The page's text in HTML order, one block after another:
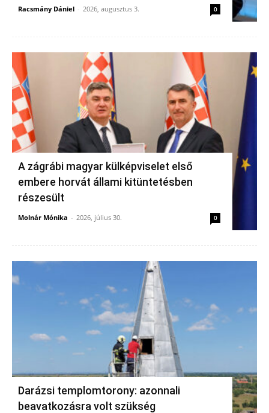
Racsmány Dániel - 2026, augusztus 3. 0
A zágrábi magyar külképviselet első
embere horvát állami kitüntetésben
részesült
Molnár Mónika - 2026, július 30. 0
Darázsi templomtorony: azonnali
beavatkozásra volt szükség